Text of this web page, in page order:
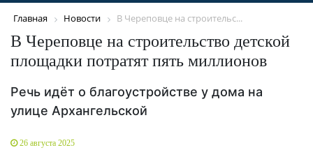
Главная Новости В Череповце на строительс...
В Череповце на строительство детской
площадки потратят пять миллионов
Речь идёт о благоустройстве у дома на
улице Архангельской
26 августа 2025